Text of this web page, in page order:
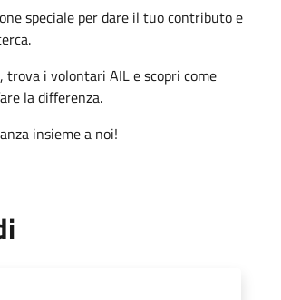
speciale per dare il tuo contributo e
trova i volontari AIL e scopri come
la differenza.
insieme a noi!